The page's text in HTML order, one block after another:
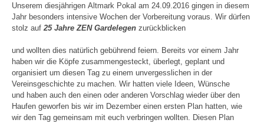
Unserem diesjährigen Altmark Pokal am 24.09.2016 gingen in diesem
Jahr besonders intensive Wochen der Vorbereitung voraus. Wir dürfen
stolz auf 25 Jahre ZEN Gardelegen zurückblicken
und wollten dies natürlich gebührend feiern. Bereits vor einem Jahr
haben wir die Köpfe zusammengesteckt, überlegt, geplant und
organisiert um diesen Tag zu einem unvergesslichen in der
Vereinsgeschichte zu machen. Wir hatten viele Ideen, Wünsche
und haben auch den einen oder anderen Vorschlag wieder über den
Haufen geworfen bis wir im Dezember einen ersten Plan hatten, wie
wir den Tag gemeinsam mit euch verbringen wollten. Diesen Plan